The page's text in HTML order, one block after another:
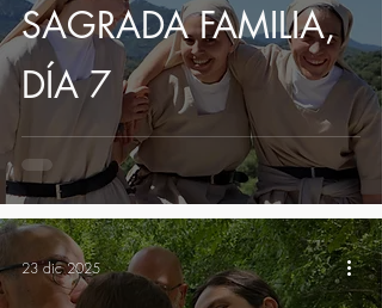
SAGRADA FAMILIA,
DÍA 7
23 dic 2025